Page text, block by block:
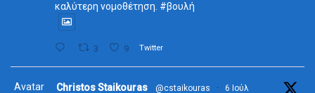
καλύτερη νομοθέτηση. #βουλή
3 9 Twitter
Avatar Christos Staikouras @cstaikouras · 6 Ιούλ